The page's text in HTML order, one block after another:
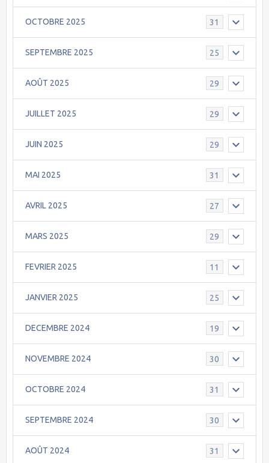
OCTOBRE 2025 31
SEPTEMBRE 2025 25
AOÛT 2025 29
JUILLET 2025 29
JUIN 2025 29
MAI 2025 31
AVRIL 2025 27
MARS 2025 29
FEVRIER 2025 11
JANVIER 2025 25
DECEMBRE 2024 19
NOVEMBRE 2024 30
OCTOBRE 2024 31
SEPTEMBRE 2024 30
AOÛT 2024 31